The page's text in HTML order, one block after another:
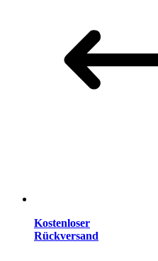
Kostenloser
Rückversand